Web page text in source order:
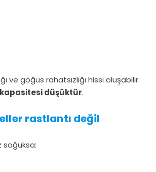
ve göğüs rahatsızlığı hissi oluşabilir.
düşüktür.
rastlantı değil
soğuksa: